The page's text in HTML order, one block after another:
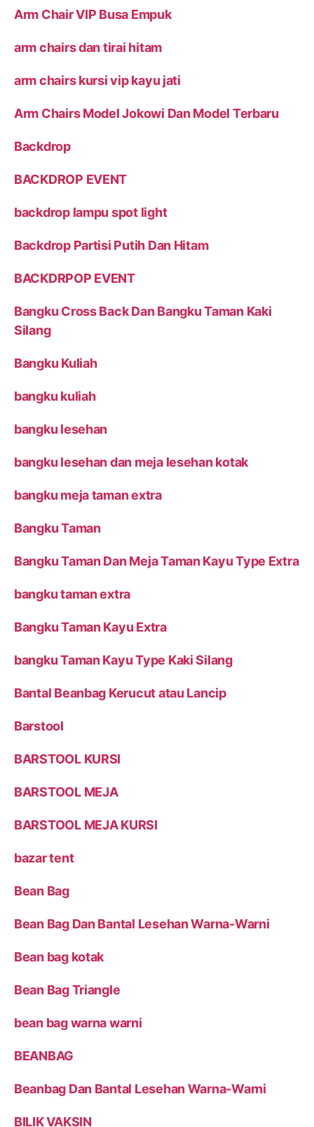
Arm Chair VIP Busa Empuk
arm chairs dan tirai hitam
arm chairs kursi vip kayu jati
Arm Chairs Model Jokowi Dan Model Terbaru
Backdrop
BACKDROP EVENT
backdrop lampu spot light
Backdrop Partisi Putih Dan Hitam
BACKDRPOP EVENT
Bangku Cross Back Dan Bangku Taman Kaki
Silang
Bangku Kuliah
bangku kuliah
bangku lesehan
bangku lesehan dan meja lesehan kotak
bangku meja taman extra
Bangku Taman
Bangku Taman Dan Meja Taman Kayu Type Extra
bangku taman extra
Bangku Taman Kayu Extra
bangku Taman Kayu Type Kaki Silang
Bantal Beanbag Kerucut atau Lancip
Barstool
BARSTOOL KURSI
BARSTOOL MEJA
BARSTOOL MEJA KURSI
bazar tent
Bean Bag
Bean Bag Dan Bantal Lesehan Warna-Warni
Bean bag kotak
Bean Bag Triangle
bean bag warna warni
BEANBAG
Beanbag Dan Bantal Lesehan Warna-Warni
BILIK VAKSIN